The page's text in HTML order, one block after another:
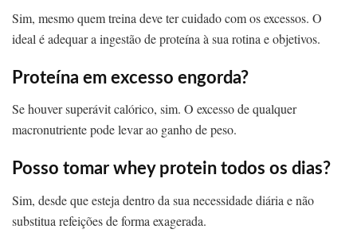
Sim, mesmo quem treina deve ter cuidado com os excessos. O
ideal é adequar a ingestão de proteína à sua rotina e objetivos.
Proteína em excesso engorda?
Se houver superávit calórico, sim. O excesso de qualquer
macronutriente pode levar ao ganho de peso.
Posso tomar whey protein todos os dias?
Sim, desde que esteja dentro da sua necessidade diária e não
substitua refeições de forma exagerada.